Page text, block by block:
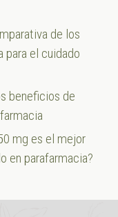
de los
para el cuidado
beneficios de
mg es el mejor
en parafarmacia?